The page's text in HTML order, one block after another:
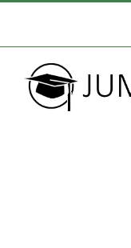
Zum
springen